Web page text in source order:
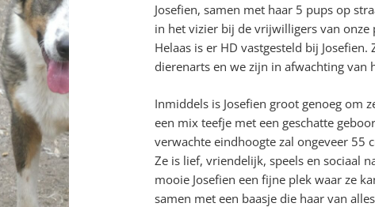
Josefien, samen met haar 5 pups op
in het vizier bij de vrijwilligers van
Helaas is er HD vastgesteld bij
dierenarts en we zijn in afwachting van
Inmiddels is Josefien groot genoeg om
een mix teefje met een geschatte
verwachte eindhoogte zal ongeveer 55
Ze is lief, vriendelijk, speels en sociaal
mooie Josefien een fijne plek waar ze
samen met een baasje die haar van